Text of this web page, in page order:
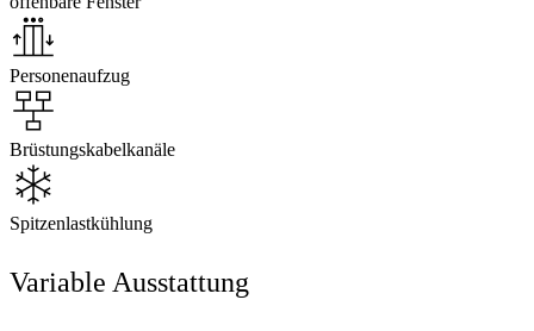
Personenaufzug
Brüstungskabelkanäle
Spitzenlastkühlung
Variable Ausstattung